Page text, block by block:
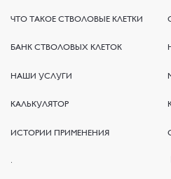
ЧТО ТАКОЕ СТВОЛОВЫЕ КЛЕТКИ
ЧТО ТАКОЕ СТВОЛОВЫЕ КЛЕТКИ
БАНК СТВОЛОВЫХ КЛЕТОК
БАНК СТВОЛОВЫХ КЛЕТОК
НАШИ УСЛУГИ
НАШИ УСЛУГИ
КАЛЬКУЛЯТОР
КАЛЬКУЛЯТОР
ИСТОРИИ ПРИМЕНЕНИЯ
ИСТОРИИ ПРИМЕНЕНИЯ
.